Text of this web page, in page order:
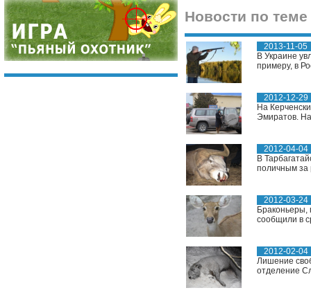
Новости по теме
2013-11-05
В Украине
примеру, в
2012-12-29
На
Эмиратов.
2012-04-04
В
поличным за
2012-03-24
Браконьеры,
сообщили в
2012-02-04
Лишение
отделение